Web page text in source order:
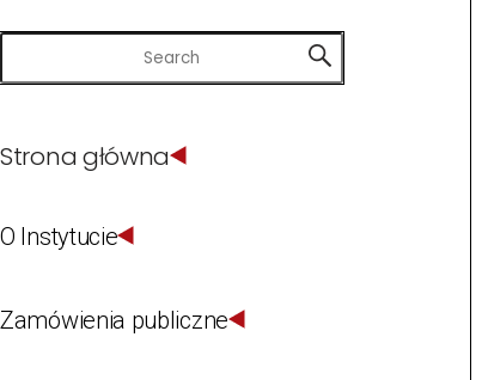
Strona główna
O Instytucie
Zamówienia publiczne